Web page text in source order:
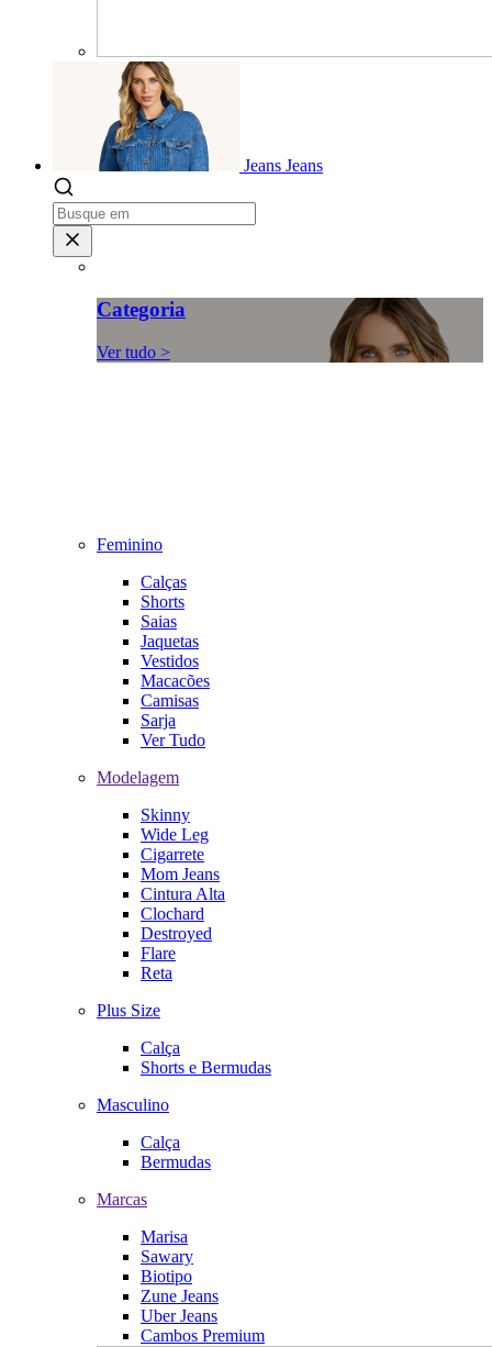
Jeans Jeans
Categoria
Ver tudo >
Feminino
Calças
Shorts
Saias
Jaquetas
Vestidos
Macacões
Camisas
Sarja
Ver Tudo
Modelagem
Skinny
Wide Leg
Cigarrete
Mom Jeans
Cintura Alta
Clochard
Destroyed
Flare
Reta
Plus Size
Calça
Shorts e Bermudas
Masculino
Calça
Bermudas
Marcas
Marisa
Sawary
Biotipo
Zune Jeans
Uber Jeans
Cambos Premium